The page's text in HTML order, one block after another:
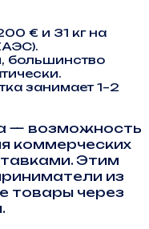
€ и 31 кг на
большинство
занимает 1–2
— возможность
коммерческих
Этим
из
товары через